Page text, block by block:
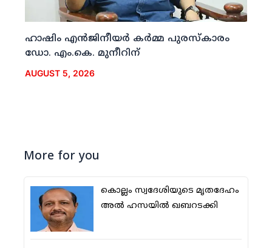
ഹാഷിം എന്‍ജിനീയര്‍ കര്‍മ്മ പുരസ്‌കാരം
ഡോ. എം.കെ. മുനീറിന്
AUGUST 5, 2026
More for you
കൊല്ലം സ്വദേശിയുടെ മൃതദേഹം
അല്‍ ഹസയില്‍ ഖബറടക്കി